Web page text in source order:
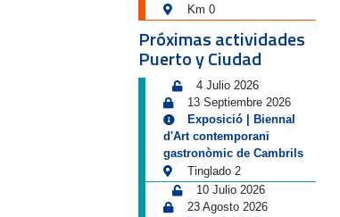
Km 0
Próximas actividades
Puerto y Ciudad
4 Julio 2026
13 Septiembre 2026
Exposició | Biennal
d'Art contemporani
gastronòmic de Cambrils
Tinglado 2
10 Julio 2026
23 Agosto 2026